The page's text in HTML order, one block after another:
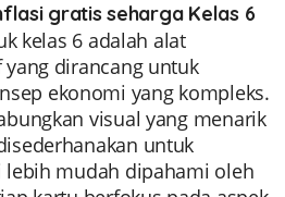
gratis seharga Kelas 6
kelas 6 adalah alat
dirancang untuk
ekonomi yang kompleks.
visual yang menarik
untuk
mudah dipahami oleh